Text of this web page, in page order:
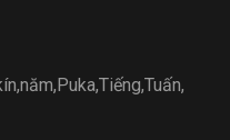
,năm,Puka,Tiếng,Tuấn,